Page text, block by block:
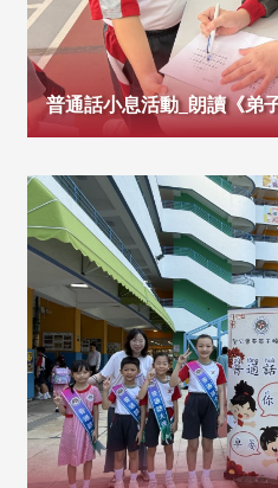
普通話小息活動_朗讀《弟